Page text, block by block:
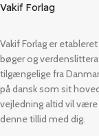
Vakif Forlag
Vakif Forlag er
bøger og
tilgængelige fra
på dansk som sit
vejledning altid vil
denne tillid med dig.